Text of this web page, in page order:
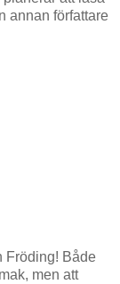
annan författare
Fröding! Både
men att